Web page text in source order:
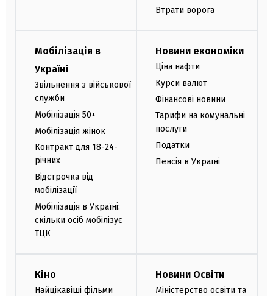
Втрати ворога
Мобілізація в
Україні
Звільнення з військової
служби
Мобілізація 50+
Мобілізація жінок
Контракт для 18-24-
річних
Відстрочка від
мобілізації
Мобілізація в Україні:
скільки осіб мобілізує
ТЦК
Новини економіки
Ціна нафти
Курси валют
Фінансові новини
Тарифи на комунальні
послуги
Податки
Пенсія в Україні
Кіно
Найцікавіші фільми
Новини Освіти
Міністерство освіти та